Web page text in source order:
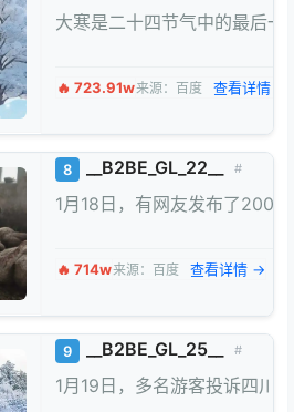
大寒是二十四节气中的最后一
🔥 723.91w来源：百度 查看详情 →
8 __B2BE_GL_22__ #
1月18日，有网友发布了200
🔥 714w来源：百度 查看详情 →
9 __B2BE_GL_25__ #
1月19日，多名游客投诉四川